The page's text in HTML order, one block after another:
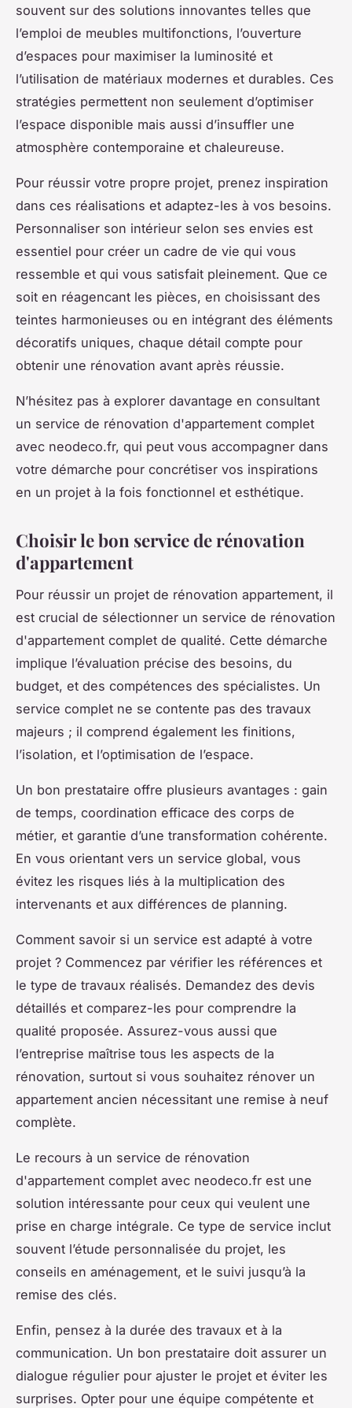
souvent sur des solutions innovantes telles que
l’emploi de meubles multifonctions, l’ouverture
d’espaces pour maximiser la luminosité et
l’utilisation de matériaux modernes et durables. Ces
stratégies permettent non seulement d’optimiser
l’espace disponible mais aussi d’insuffler une
atmosphère contemporaine et chaleureuse.
Pour réussir votre propre projet, prenez inspiration
dans ces réalisations et adaptez-les à vos besoins.
Personnaliser son intérieur selon ses envies est
essentiel pour créer un cadre de vie qui vous
ressemble et qui vous satisfait pleinement. Que ce
soit en réagencant les pièces, en choisissant des
teintes harmonieuses ou en intégrant des éléments
décoratifs uniques, chaque détail compte pour
obtenir une rénovation avant après réussie.
N’hésitez pas à explorer davantage en consultant
un service de rénovation d'appartement complet
avec neodeco.fr, qui peut vous accompagner dans
votre démarche pour concrétiser vos inspirations
en un projet à la fois fonctionnel et esthétique.
Choisir le bon service de rénovation
d'appartement
Pour réussir un projet de rénovation appartement, il
est crucial de sélectionner un service de rénovation
d'appartement complet de qualité. Cette démarche
implique l’évaluation précise des besoins, du
budget, et des compétences des spécialistes. Un
service complet ne se contente pas des travaux
majeurs ; il comprend également les finitions,
l’isolation, et l’optimisation de l’espace.
Un bon prestataire offre plusieurs avantages : gain
de temps, coordination efficace des corps de
métier, et garantie d’une transformation cohérente.
En vous orientant vers un service global, vous
évitez les risques liés à la multiplication des
intervenants et aux différences de planning.
Comment savoir si un service est adapté à votre
projet ? Commencez par vérifier les références et
le type de travaux réalisés. Demandez des devis
détaillés et comparez-les pour comprendre la
qualité proposée. Assurez-vous aussi que
l’entreprise maîtrise tous les aspects de la
rénovation, surtout si vous souhaitez rénover un
appartement ancien nécessitant une remise à neuf
complète.
Le recours à un service de rénovation
d'appartement complet avec neodeco.fr est une
solution intéressante pour ceux qui veulent une
prise en charge intégrale. Ce type de service inclut
souvent l’étude personnalisée du projet, les
conseils en aménagement, et le suivi jusqu’à la
remise des clés.
Enfin, pensez à la durée des travaux et à la
communication. Un bon prestataire doit assurer un
dialogue régulier pour ajuster le projet et éviter les
surprises. Opter pour une équipe compétente et